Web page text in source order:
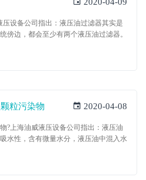
设备公司指出：液压油过滤器其实是
傍边，都会至少有两个液压油过滤器。
2020-04-08
粒污染物
?上海油威液压设备公司指出：液压油
水性，含有微量水分，液压油中混入水